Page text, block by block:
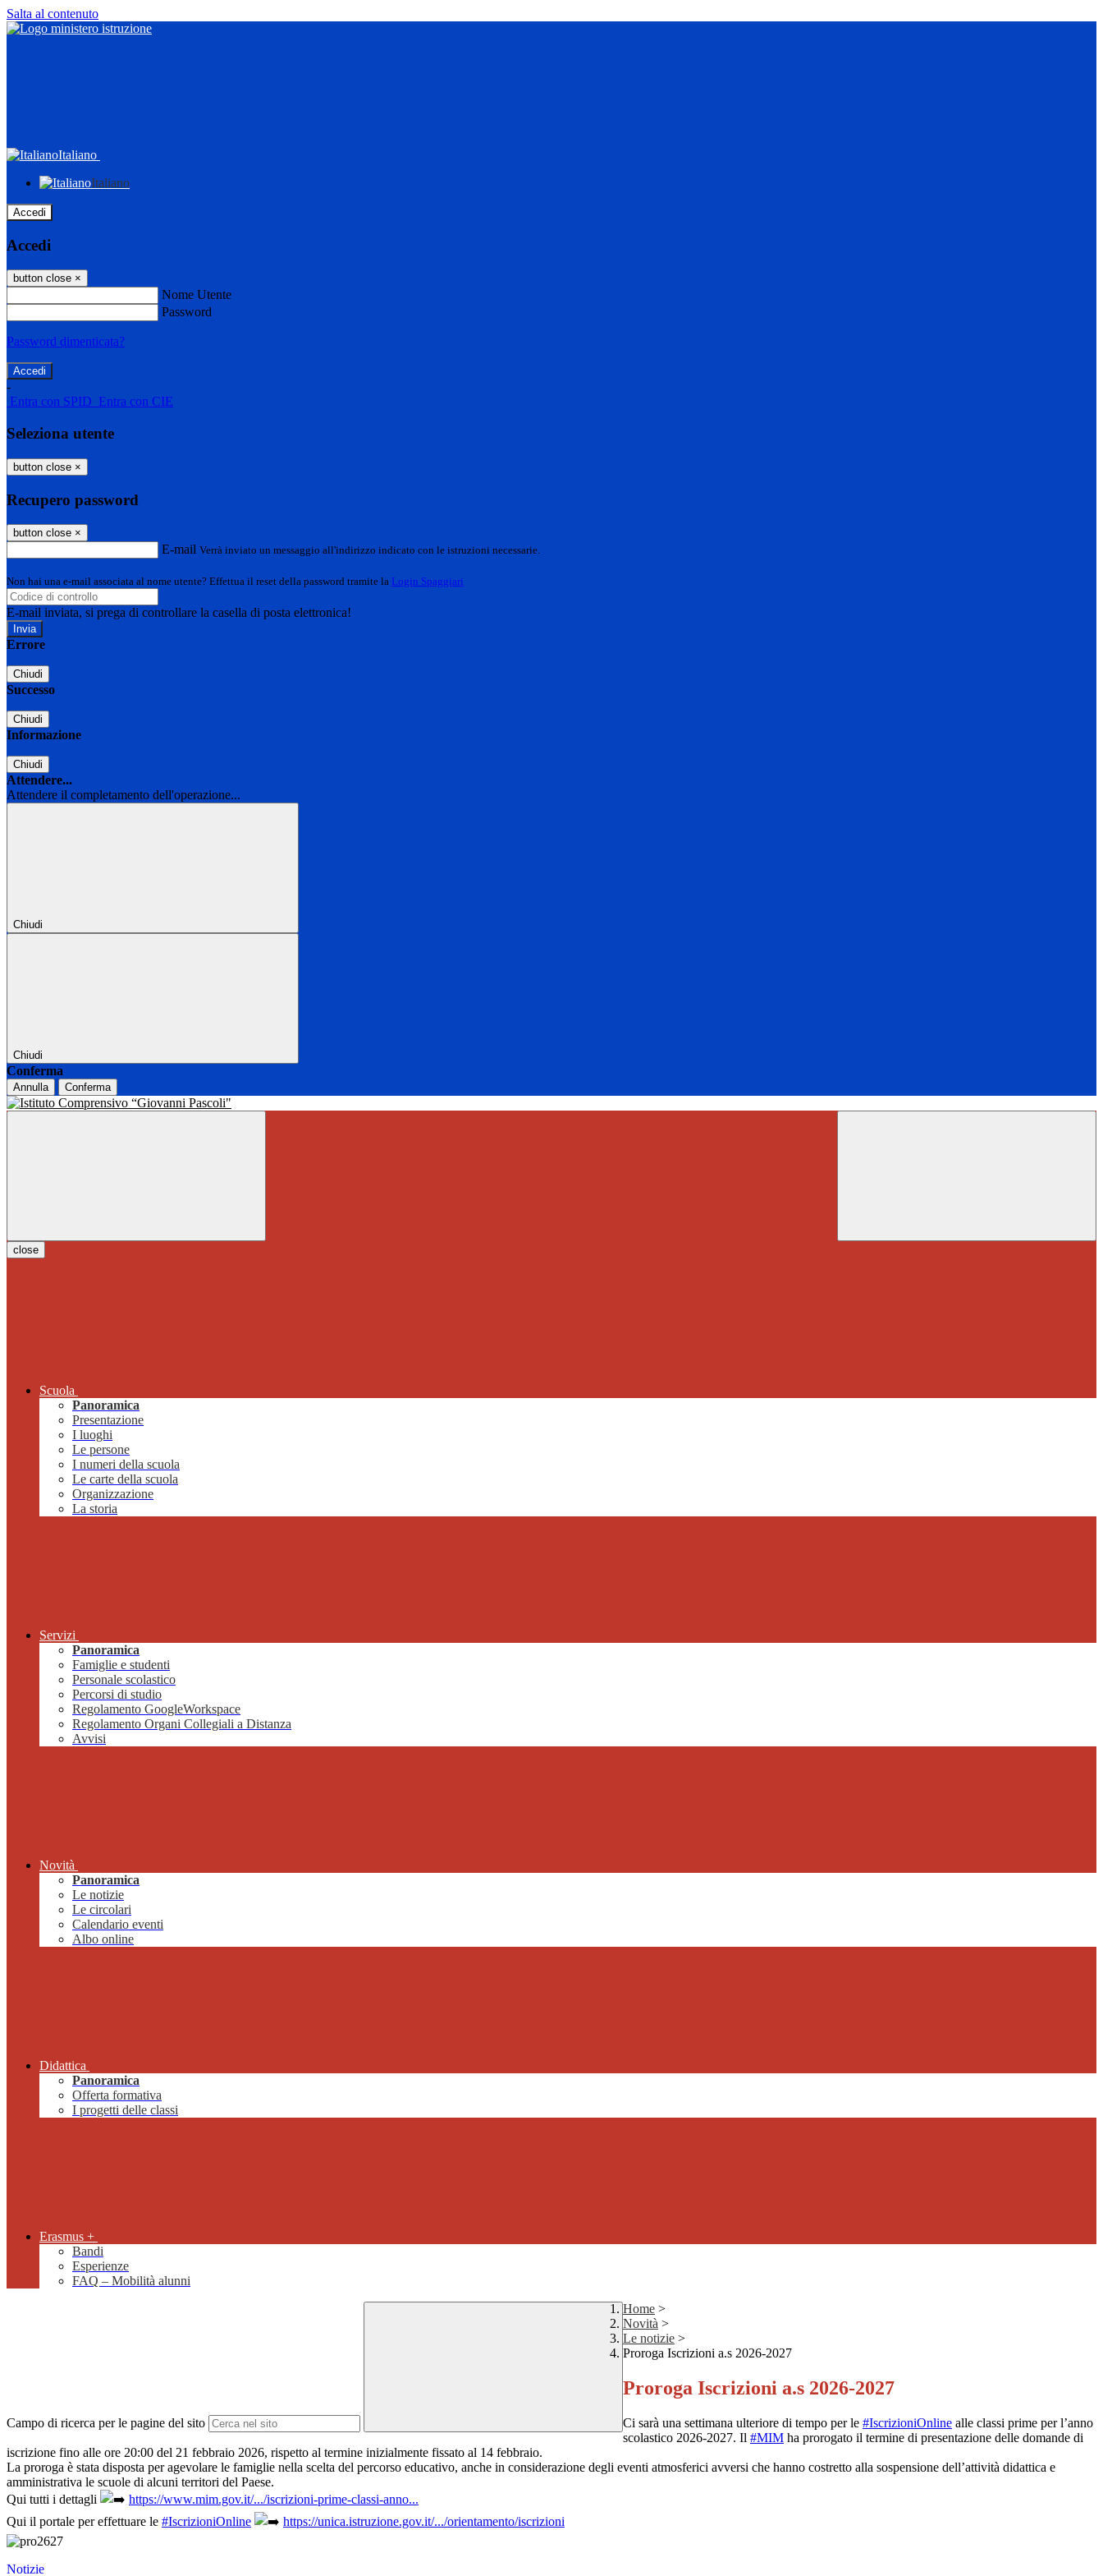
Salta al contenuto
Italiano
Italiano
Accedi
Accedi
button close ×
Nome Utente
Password
Password dimenticata?
-
Entra con SPID Entra con CIE
Seleziona utente
button close ×
Recupero password
button close ×
E-mail Verrà inviato un messaggio all'indirizzo indicato con le istruzioni necessarie.
Non hai una e-mail associata al nome utente? Effettua il reset della password tramite la Login Spaggiari
E-mail inviata, si prega di controllare la casella di posta elettronica!
Errore
Chiudi
Successo
Chiudi
Informazione
Chiudi
Attendere...
Attendere il completamento dell'operazione...
Chiudi
Chiudi
Conferma
Annulla Conferma
close
Scuola
Panoramica
Presentazione
I luoghi
Le persone
I numeri della scuola
Le carte della scuola
Organizzazione
La storia
Servizi
Panoramica
Famiglie e studenti
Personale scolastico
Percorsi di studio
Regolamento GoogleWorkspace
Regolamento Organi Collegiali a Distanza
Avvisi
Novità
Panoramica
Le notizie
Le circolari
Calendario eventi
Albo online
Didattica
Panoramica
Offerta formativa
I progetti delle classi
Erasmus +
Bandi
Esperienze
FAQ – Mobilità alunni
Campo di ricerca per le pagine del sito
Home >
Novità >
Le notizie >
Proroga Iscrizioni a.s 2026-2027
Proroga Iscrizioni a.s 2026-2027
Ci sarà una settimana ulteriore di tempo per le #IscrizioniOnline alle classi prime per l’anno
scolastico 2026-2027. Il #MIM ha prorogato il termine di presentazione delle domande di
iscrizione fino alle ore 20:00 del 21 febbraio 2026, rispetto al termine inizialmente fissato al 14 febbraio.
La proroga è stata disposta per agevolare le famiglie nella scelta del percorso educativo, anche in considerazione degli eventi atmosferici avversi che hanno costretto alla sospensione dell’attività didattica e
amministrativa le scuole di alcuni territori del Paese.
Qui tutti i dettagli
https://www.mim.gov.it/.../iscrizioni-prime-classi-anno...
Qui il portale per effettuare le #IscrizioniOnline https://unica.istruzione.gov.it/.../orientamento/iscrizioni
Notizie